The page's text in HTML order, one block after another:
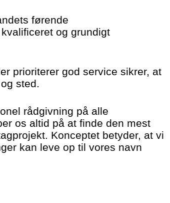
førende
og grundigt
prioriterer god service sikrer, at
sted.
rådgivning på alle
os altid på at finde den mest
Konceptet betyder, at vi
kan leve op til vores navn